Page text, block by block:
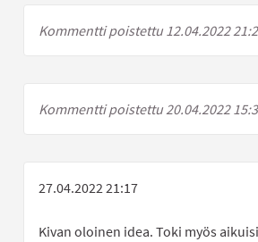
Kommentti poistettu 12.04.2022
Kommentti poistettu 20.04.2022
27.04.2022 21:17
Kivan oloinen idea. Toki myös